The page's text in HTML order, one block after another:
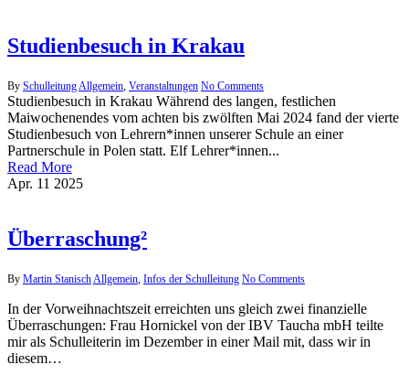
Studienbesuch in Krakau
By SchulleitungAllgemein, Veranstaltungen No Comments
Studienbesuch in Krakau Während des langen, festlichen
Maiwochenendes vom achten bis zwölften Mai 2024 fand der vierte
Studienbesuch von Lehrern*innen unserer Schule an einer
Partnerschule in Polen statt. Elf Lehrer*innen...
Read More
Apr. 11 2025
Überraschung²
By Martin Stanisch Allgemein Infos der Schulleitung No Comments
In der Vorweihnachtszeit erreichten uns gleich zwei finanzielle
Überraschungen: Frau Hornickel von der IBV Taucha mbH teilte
mir als Schulleiterin im Dezember in einer Mail mit, dass wir in
diesem…